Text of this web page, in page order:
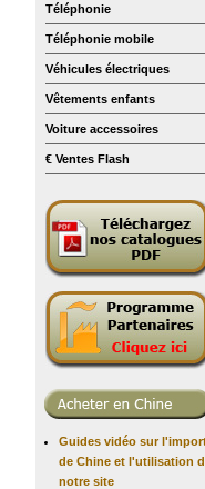
Téléphonie
Téléphonie mobile
Véhicules électriques
Vêtements enfants
Voiture accessoires
€ Ventes Flash
Guides vidéo sur
de Chine et l'utilisation
notre site